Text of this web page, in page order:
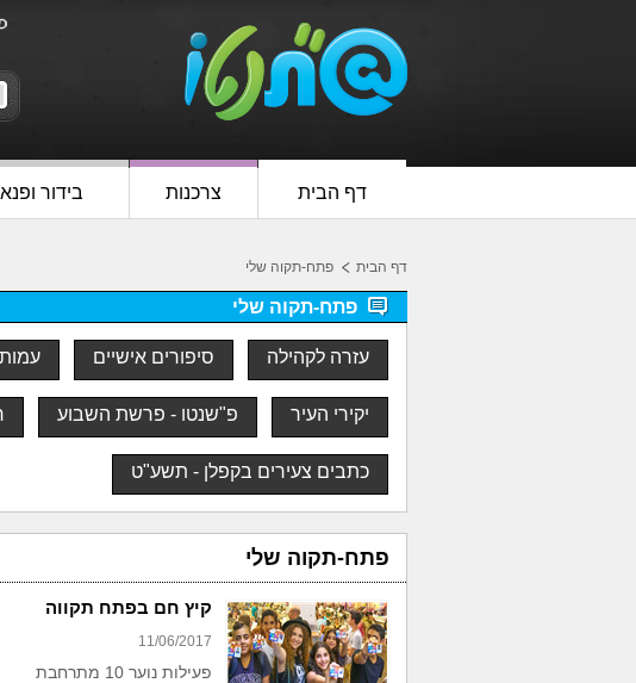
דף הבית צרכנות בידור
דף הבית פתח-תקוה שלי
פתח-תקוה שלי
עזרה לקהילה סיפורים אישיים
יקירי העיר פ"שנטו - פרשת השבוע
כתבים צעירים בקפלן - תשע"ט
פתח-תקוה שלי
קיץ חם בפתח תקווה
11/06/2017
פעילות נוער 10 מתרחבת